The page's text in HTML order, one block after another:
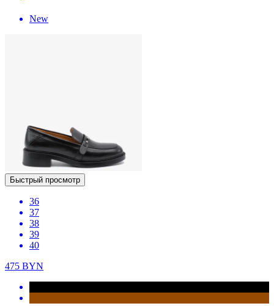
New
Быстрый просмотр
36
37
38
39
40
475 BYN